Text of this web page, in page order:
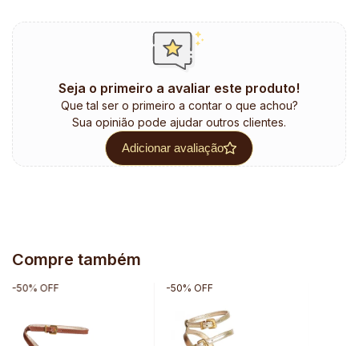
Seja o primeiro a avaliar este produto!
Que tal ser o primeiro a contar o que achou?
Sua opinião pode ajudar outros clientes.
Adicionar avaliação
Compre também
-50% OFF -50%OFF